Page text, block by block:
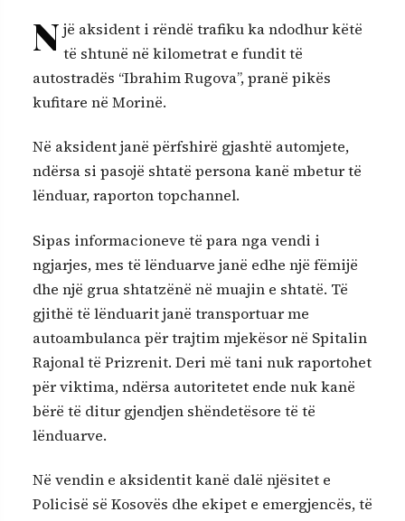
N jë aksident i rëndë trafiku ka ndodhur këtë
të shtunë në kilometrat e fundit të
autostradës “Ibrahim Rugova”, pranë pikës
kufitare në Morinë.
Në aksident janë përfshirë gjashtë automjete,
ndërsa si pasojë shtatë persona kanë mbetur të
lënduar, raporton topchannel.
Sipas informacioneve të para nga vendi i
ngjarjes, mes të lënduarve janë edhe një fëmijë
dhe një grua shtatzënë në muajin e shtatë. Të
gjithë të lënduarit janë transportuar me
autoambulanca për trajtim mjekësor në Spitalin
Rajonal të Prizrenit. Deri më tani nuk raportohet
për viktima, ndërsa autoritetet ende nuk kanë
bërë të ditur gjendjen shëndetësore të të
lënduarve.
Në vendin e aksidentit kanë dalë njësitet e
Policisë së Kosovës dhe ekipet e emergjencës, të